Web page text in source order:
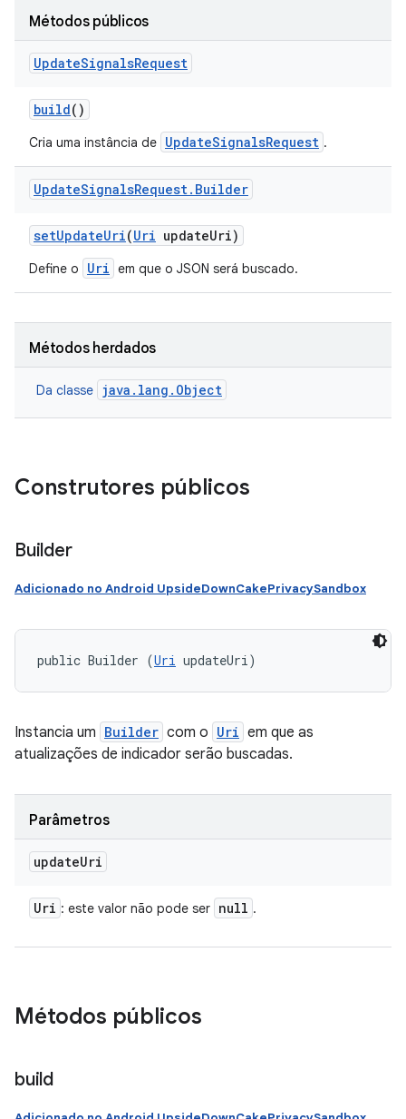
Métodos públicos
UpdateSignalsRequest
build()
Cria uma instância de UpdateSignalsRequest .
UpdateSignalsRequest. Builder
setUpdateUri(Uri updateUri)
Define o Uri em que o JSON será buscado.
Métodos herdados
Da classe java.lang.Object
Construtores públicos
Builder
Adicionado no Android UpsideDownCakePrivacySandbox
public Builder (Uri updateUri)
Instancia um Builder com o Uri em que as
atualizações de indicador serão buscadas.
Parâmetros
updateUri
Uri : este valor não pode ser null .
Métodos públicos
build